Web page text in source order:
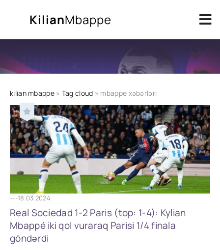
KilianMbappe
kilian mbappe» Tag cloud » mbappe xəbərləri
---18.03.2024
Real Sociedad 1-2 Paris (top: 1-4): Kylian
Mbappé iki qol vuraraq Parisi 1/4 finala
göndərdi